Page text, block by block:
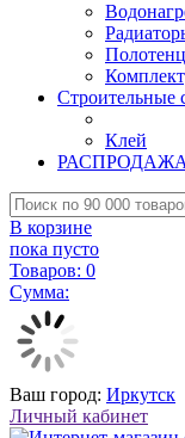
Строительные
Клей
РАСПРОДАЖА
В корзине
пока пусто
Товаров: 0
Сумма:
Ваш город: Иркутск
Личный кабинет